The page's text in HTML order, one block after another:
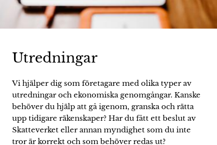
Utredningar
Vi hjälper dig som företagare med olika typer av
utredningar och ekonomiska genomgångar. Kanske
behöver du hjälp att gå igenom, granska och rätta
upp tidigare räkenskaper? Har du fått ett beslut av
Skatteverket eller annan myndighet som du inte
tror är korrekt och som behöver redas ut?